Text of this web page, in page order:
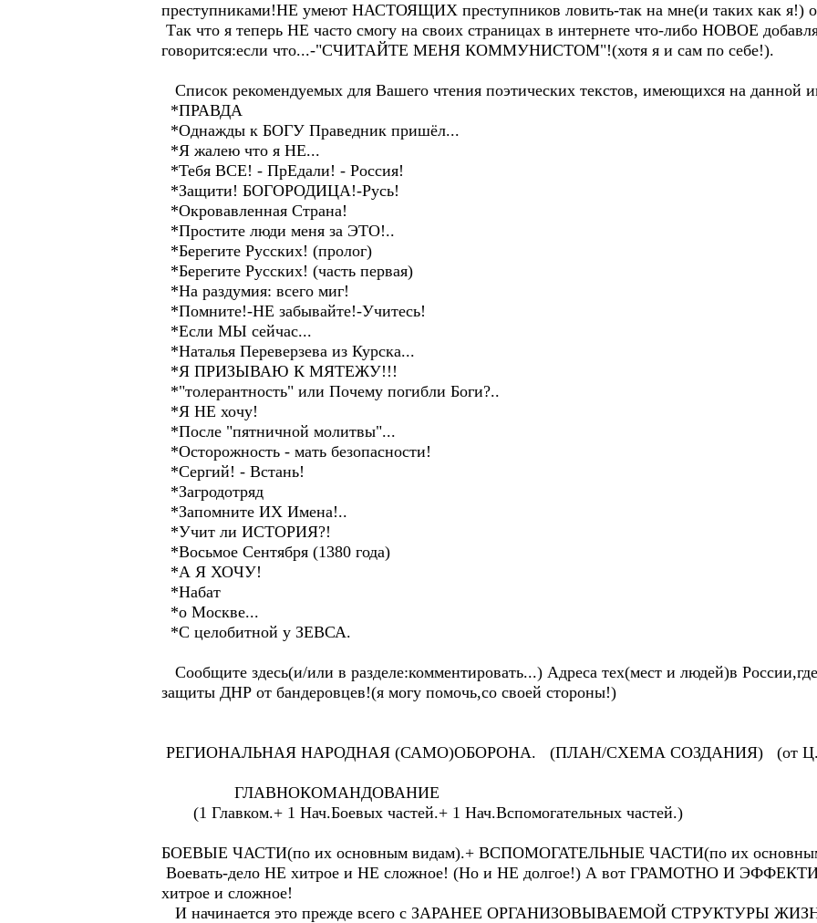
преступниками!НЕ умеют НАСТОЯЩИХ преступников ловить-так на мне(и таких как
Так что я теперь НЕ часто смогу на своих страницах в интернете что-либо НОВОЕ
говорится:если что...-"СЧИТАЙТЕ МЕНЯ КОММУНИСТОМ"!(хотя я и сам по себе!).
Список рекомендуемых для Вашего чтения поэтических текстов, имеющихся на данной
*ПРАВДА
*Однажды к БОГУ Праведник пришёл...
*Я жалею что я НЕ...
*Тебя ВСЕ! - ПрЕдали! - Россия!
*Защити! БОГОРОДИЦА!-Русь!
*Окровавленная Страна!
*Простите люди меня за ЭТО!..
*Берегите Русских! (пролог)
*Берегите Русских! (часть первая)
*На раздумия: всего миг!
*Помните!-НЕ забывайте!-Учитесь!
*Если МЫ сейчас...
*Наталья Переверзева из Курска...
*Я ПРИЗЫВАЮ К МЯТЕЖУ!!!
*"толерантность" или Почему погибли Боги?..
*Я НЕ хочу!
*После "пятничной молитвы"...
*Осторожность - мать безопасности!
*Сергий! - Встань!
*Загродотряд
*Запомните ИХ Имена!..
*Учит ли ИСТОРИЯ?!
*Восьмое Сентября (1380 года)
*А Я ХОЧУ!
*Набат
*о Москве...
*С целобитной у ЗЕВСА.
Сообщите здесь(и/или в разделе:комментировать...) Адреса тех(мест и людей)в
защиты ДНР от бандеровцев!(я могу помочь,со своей стороны!)
РЕГИОНАЛЬНАЯ НАРОДНАЯ (САМО)ОБОРОНА. (ПЛАН/СХЕМА СОЗДАНИЯ) (от
ГЛАВНОКОМАНДОВАНИЕ
(1 Главком.+ 1 Нач.Боевых частей.+ 1 Нач.Вспомогательных частей.)
БОЕВЫЕ ЧАСТИ(по их основным видам).+ ВСПОМОГАТЕЛЬНЫЕ ЧАСТИ(по их
Воевать-дело НЕ хитрое и НЕ сложное! (Но и НЕ долгое!) А вот ГРАМОТНО И
хитрое и сложное!
И начинается это прежде всего с ЗАРАНЕЕ ОРГАНИЗОВЫВАЕМОЙ СТРУКТУРЫ